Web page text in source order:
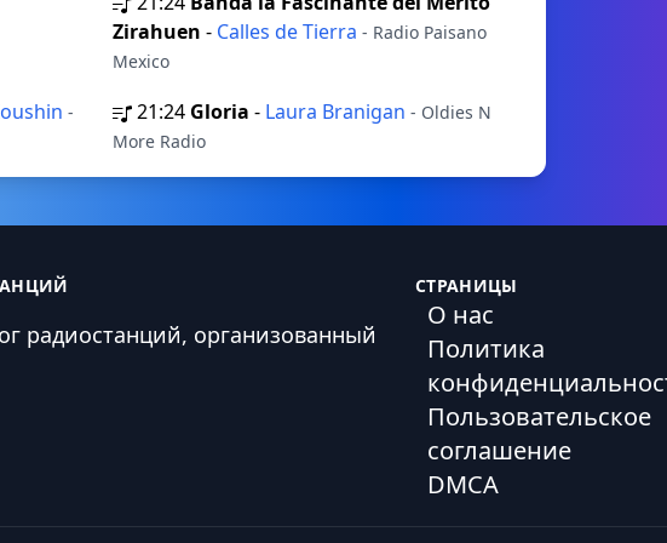
Zirahuen - Calles de Tierra - Radio Paisano
Mexico
-
21:24 Gloria - Laura Branigan - Oldies N
More Radio
радиостанций, организованный
СТРАНИЦЫ
О нас
Политика
Пользовательское
соглашение
DMCA